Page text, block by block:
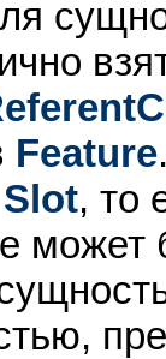
Feature
Slot, то
может